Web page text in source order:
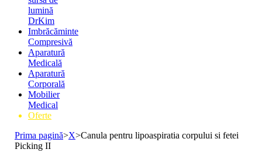
lumină
DrKim
Imbrăcăminte
Compresivă
Aparatură
Medicală
Aparatură
Corporală
Mobilier
Medical
Oferte
Prima pagină>X>Canula pentru lipoaspiratia corpului si fetei
Picking II